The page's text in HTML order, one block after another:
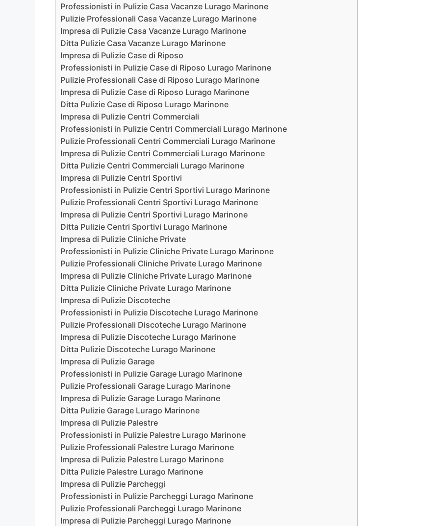
Professionisti in Pulizie Casa Vacanze Lurago Marinone
Pulizie Professionali Casa Vacanze Lurago Marinone
Impresa di Pulizie Casa Vacanze Lurago Marinone
Ditta Pulizie Casa Vacanze Lurago Marinone
Impresa di Pulizie Case di Riposo
Professionisti in Pulizie Case di Riposo Lurago Marinone
Pulizie Professionali Case di Riposo Lurago Marinone
Impresa di Pulizie Case di Riposo Lurago Marinone
Ditta Pulizie Case di Riposo Lurago Marinone
Impresa di Pulizie Centri Commerciali
Professionisti in Pulizie Centri Commerciali Lurago Marinone
Pulizie Professionali Centri Commerciali Lurago Marinone
Impresa di Pulizie Centri Commerciali Lurago Marinone
Ditta Pulizie Centri Commerciali Lurago Marinone
Impresa di Pulizie Centri Sportivi
Professionisti in Pulizie Centri Sportivi Lurago Marinone
Pulizie Professionali Centri Sportivi Lurago Marinone
Impresa di Pulizie Centri Sportivi Lurago Marinone
Ditta Pulizie Centri Sportivi Lurago Marinone
Impresa di Pulizie Cliniche Private
Professionisti in Pulizie Cliniche Private Lurago Marinone
Pulizie Professionali Cliniche Private Lurago Marinone
Impresa di Pulizie Cliniche Private Lurago Marinone
Ditta Pulizie Cliniche Private Lurago Marinone
Impresa di Pulizie Discoteche
Professionisti in Pulizie Discoteche Lurago Marinone
Pulizie Professionali Discoteche Lurago Marinone
Impresa di Pulizie Discoteche Lurago Marinone
Ditta Pulizie Discoteche Lurago Marinone
Impresa di Pulizie Garage
Professionisti in Pulizie Garage Lurago Marinone
Pulizie Professionali Garage Lurago Marinone
Impresa di Pulizie Garage Lurago Marinone
Ditta Pulizie Garage Lurago Marinone
Impresa di Pulizie Palestre
Professionisti in Pulizie Palestre Lurago Marinone
Pulizie Professionali Palestre Lurago Marinone
Impresa di Pulizie Palestre Lurago Marinone
Ditta Pulizie Palestre Lurago Marinone
Impresa di Pulizie Parcheggi
Professionisti in Pulizie Parcheggi Lurago Marinone
Pulizie Professionali Parcheggi Lurago Marinone
Impresa di Pulizie Parcheggi Lurago Marinone